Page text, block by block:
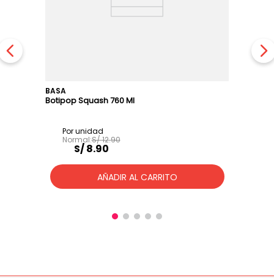
BASA
Botipop Squash 760 Ml
S/12.90
S/8.90